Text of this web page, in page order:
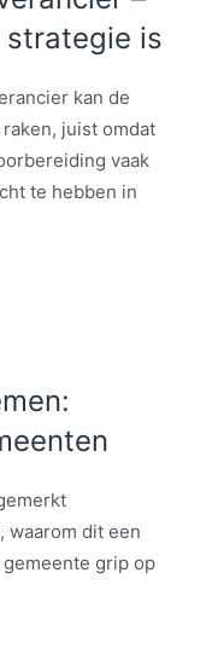
strategie is
kan de
juist omdat
vaak
te hebben in
waarom dit een
grip op